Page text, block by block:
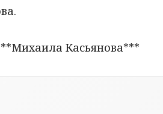
Касьянова***